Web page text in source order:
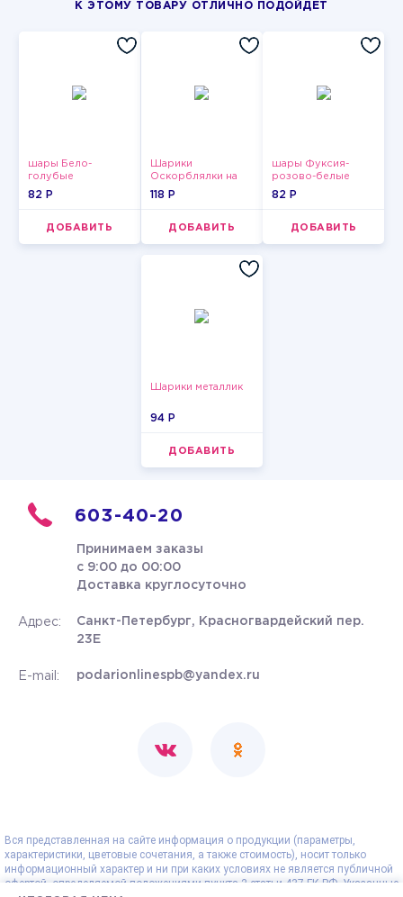
К ЭТОМУ ТОВАРУ ОТЛИЧНО ПОДОЙДЕТ
шары Бело-
голубые
пастельные
82 P
ДОБАВИТЬ
Шарики
Оскорблялки на
день рождения для
118 P
ДОБАВИТЬ
шары Фуксия-
розово-белые
пастельные
82 P
ДОБАВИТЬ
Шарики металлик
94 P
ДОБАВИТЬ
603-40-20
Принимаем заказы
с 9:00 до 00:00
Доставка круглосуточно
Адрес:
Санкт-Петербург, Красногвардейский пер.
23Е
E-mail: podarionlinespb@yandex.ru
Вся представленная на сайте информация о продукции (параметры,
характеристики, цветовые сочетания, а также стоимость), носит только
информационный характер и ни при каких условиях не является публичной
офертой, определяемой положениями пункта 2 статьи 437 ГК РФ. Указанные